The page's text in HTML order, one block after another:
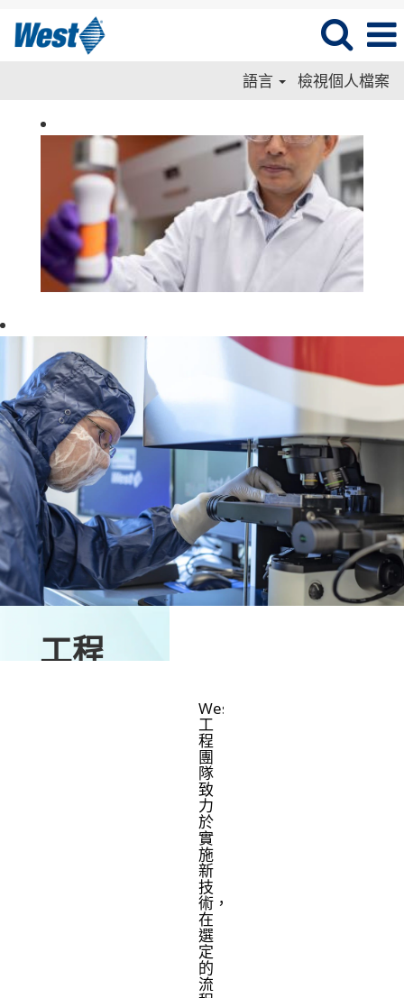
語言 檢視個人檔案
工程
West
工
程
團
隊
致
力
於
實
施
新
技
術，
在
選
定
的
流